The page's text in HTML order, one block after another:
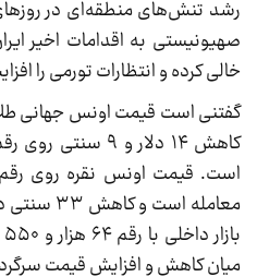
رشد تنش‌های منطقه‌ای در
صهیونیستی به اقدامات اخیر
خالی کرده و انتظارات تورمی را
گفتنی است قیمت اونس جهانی
میان کاهش و افزایش قیمت